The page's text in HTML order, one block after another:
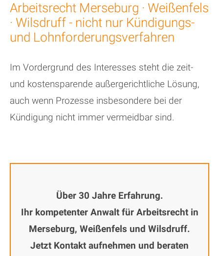
Arbeitsrecht Merseburg · Weißenfels
· Wilsdruff - nicht nur Kündigungs-
und Lohnforderungsverfahren
Im Vordergrund des Interesses steht die zeit-
und kostensparende außergerichtliche Lösung,
auch wenn Prozesse insbesondere bei der
Kündigung nicht immer vermeidbar sind.
Über 30 Jahre Erfahrung.
Ihr kompetenter Anwalt für Arbeitsrecht in
Merseburg, Weißenfels und Wilsdruff.
Jetzt Kontakt aufnehmen und beraten